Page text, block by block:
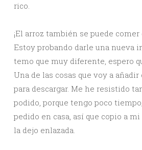
rico.
¡El arroz también se puede comer
Estoy probando darle una nueva
temo que muy diferente, espero
Una de las cosas que voy a
para descargar. Me he resistido
podido, porque tengo poco
pedido en casa, así que copio a
la dejo enlazada.